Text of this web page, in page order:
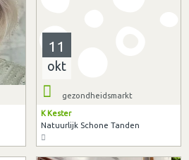
11
okt
gezondheidsmarkt
K Kester
Natuurlijk Schone Tanden